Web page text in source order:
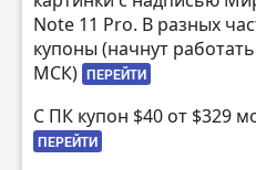
Note 11 Pro. В разных
купоны (начнут
МСК) ПЕРЕЙТИ
С ПК купон $40 от $329
ПЕРЕЙТИ